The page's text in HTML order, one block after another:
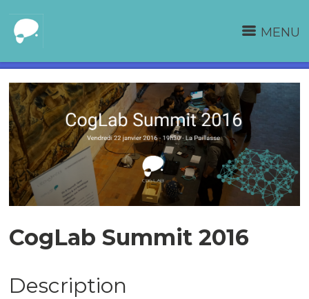
MENU
CogLab Summit 2016
Description